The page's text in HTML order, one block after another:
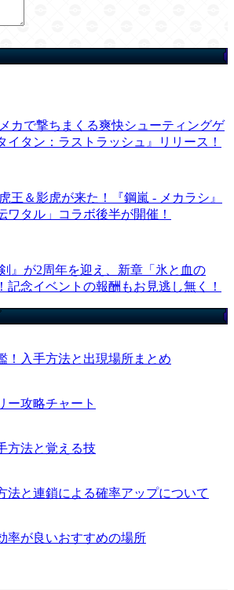
カで撃ちまくる爽快シューティングゲ
イタン：ラストラッシュ』リリース！
王＆影虎が来た！『鋼嵐 - メカラシ』
ワタル」コラボ後半が開催！
』が2周年を迎え、新章「氷と血の
記念イベントの報酬もお見逃し無く！
！入手方法と出現場所まとめ
ー攻略チャート
方法と覚える技
法と連鎖による確率アップについて
率が良いおすすめの場所